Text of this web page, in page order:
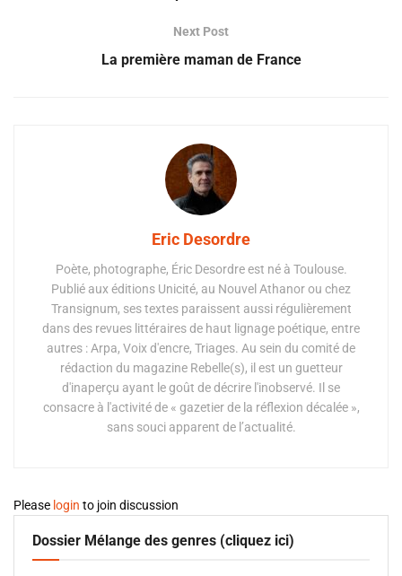
Next Post
La première maman de France
Eric Desordre
Poète, photographe, Éric Desordre est né à Toulouse.
Publié aux éditions Unicité, au Nouvel Athanor ou chez
Transignum, ses textes paraissent aussi régulièrement
dans des revues littéraires de haut lignage poétique, entre
autres : Arpa, Voix d'encre, Triages. Au sein du comité de
rédaction du magazine Rebelle(s), il est un guetteur
d'inaperçu ayant le goût de décrire l'inobservé. Il se
consacre à l'activité de « gazetier de la réflexion décalée »,
sans souci apparent de l’actualité.
Please login to join discussion
Dossier Mélange des genres (cliquez ici)